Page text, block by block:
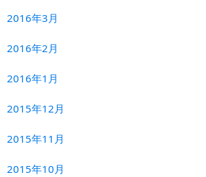
2016年3月
2016年2月
2016年1月
2015年12月
2015年11月
2015年10月